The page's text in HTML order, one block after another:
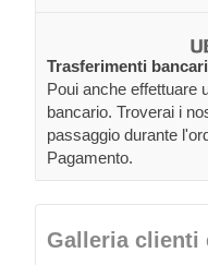
Trasferimenti bancari
Poui anche effettuare
bancario. Troverai i
passaggio durante
Pagamento.
Galleria clienti